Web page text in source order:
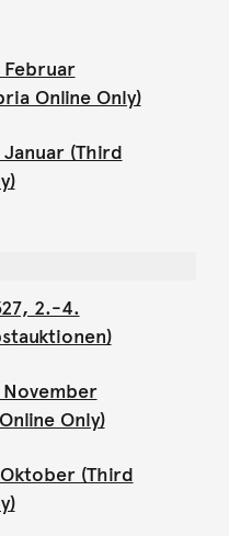
Online Only)
(Third
2.-4.
Only)
(Third